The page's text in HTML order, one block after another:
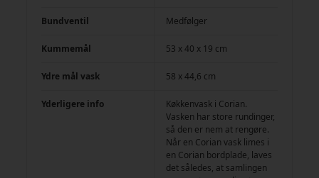
Bundventil Medfølger
Kummemål 53 x 40 x 19 cm
Ydre mål vask 58 x 44,6 cm
Yderligere info
Køkkenvask i Corian.
Vasken har store rundinger,
så den er nem at rengøre.
Når en Corian vask limes i
en Corian bordplade, laves
det således, at samlingen